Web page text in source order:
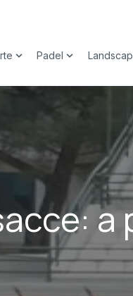
Show submenu for
Padel
Show
a